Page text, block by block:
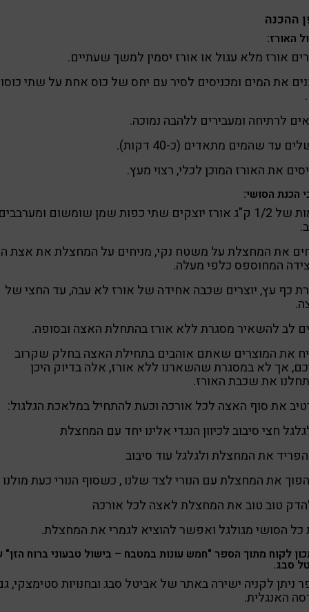
ההכנה
האורז:
אורז מלא עגול או אורז יסמין למשך שעתיים.
את המים ומכניסים לסיר עם יחס של כוס אחת על שתי
לרתיחה ומעבירים ללהבה נמוכה.
עד שהמים מתאדים (כ-40 דקות).
את האורז המוכן לכלי, רצוי מעץ.
הכנת הסושי:
לכמות של 1/2 ק"ג אורז יוצקים שתי כפות שמן שומשום
את המחצלת על משטח נקי, מניחים על המחצלת את אצת
המחוספס כלפי מעלה.
כף עץ, יוצרים שכבה אחידה של אורז לא עבה, עד החצי של
לב להשאיר מסגרת ללא אורז בהתחלת האצה ובסופה.
את המוצרים שאתם אוהבים בתחילת האצה בחלק שקרוב
אך לא במסגרת שהשארנו ללא אורז, אלה בדיוק היכן
את שכבת האורז.
את סוף האצה לכל אורכה וכעת להתחיל במלאכת הגלגול:
חצי סיבוב לכיוון הנגדי אלינו יחד עם המחצלת
את המחצלת ולגלגל עוד סיבוב
את המחצלת עם הנורי לצד שלנו , כשסוף הנורי כעת מולנו
טוב טוב את המחצלת לאצה לכל אורכה
כל הסושי מגולגל ואפשר להוציא לגמרי את המחצלת.
לקוח מתוך הספר "חמש עונות במטבח – בישול טבעוני ברוח
סבג.
ניתן לקניה ישירה באתר של אביטל סבג ובחנויות סטימצקי,
האנגלית.